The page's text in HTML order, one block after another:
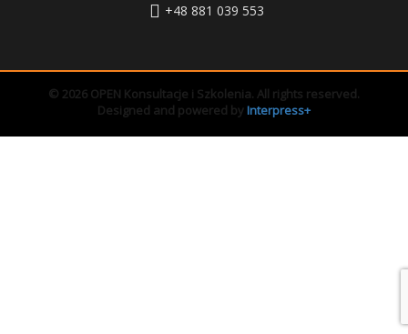
+48 881 039 553
© 2026 OPEN Konsultacje i Szkolenia. All rights reserved.
Designed and powered by Interpress+